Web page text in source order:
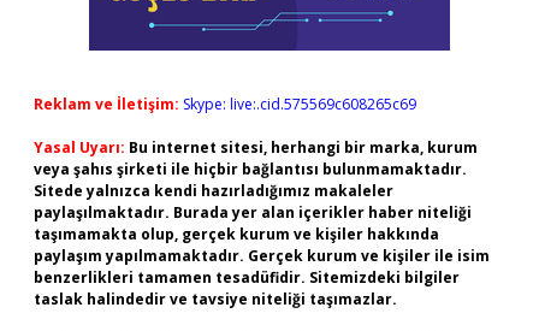
Reklam ve İletişim: Skype: live:.cid.575569c608265c69
Yasal Uyarı: Bu internet sitesi, herhangi bir marka, kurum
veya şahıs şirketi ile hiçbir bağlantısı bulunmamaktadır.
Sitede yalnızca kendi hazırladığımız makaleler
paylaşılmaktadır. Burada yer alan içerikler haber niteliği
taşımamakta olup, gerçek kurum ve kişiler hakkında
paylaşım yapılmamaktadır. Gerçek kurum ve kişiler ile isim
benzerlikleri tamamen tesadüfidir. Sitemizdeki bilgiler
taslak halindedir ve tavsiye niteliği taşımazlar.